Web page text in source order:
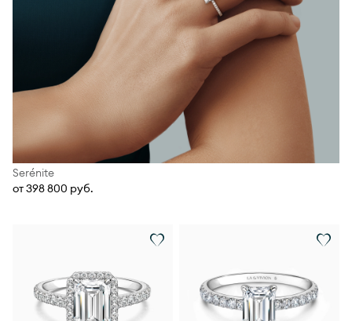
Serénite
от 398 800 руб.